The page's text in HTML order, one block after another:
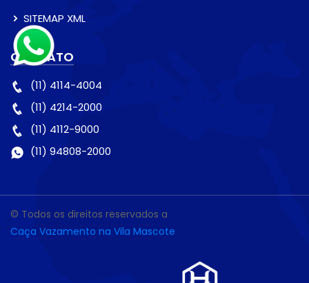
SITEMAP XML
CONTATO
(11) 4114-4004
(11) 4214-2000
(11) 4112-9000
(11) 94808-2000
© Todos os direitos reservados a
Caça Vazamento na Vila Mascote